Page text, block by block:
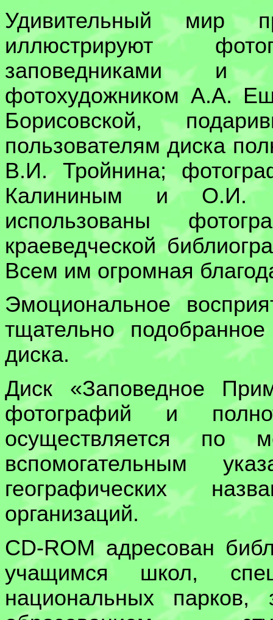
Удивительный мир
иллюстрируют
заповедниками и
фотохудожником А.А.
Борисовской,
пользователям диска
В.И. Тройнина;
Калининым и О.И.
использованы
краеведческой
Всем им огромная
Эмоциональное
тщательно
диска.
Диск «Заповедное
фотографий и
осуществляется по
вспомогательным
географических
организаций.
CD-ROM адресован
учащимся школ,
национальных парков,